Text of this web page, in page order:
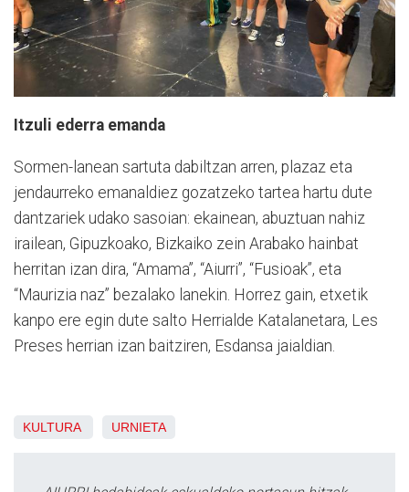
Itzuli ederra emanda
Sormen-lanean sartuta dabiltzan arren, plazaz eta
jendaurreko emanaldiez gozatzeko tartea hartu dute
dantzariek udako sasoian: ekainean, abuztuan nahiz
irailean, Gipuzkoako, Bizkaiko zein Arabako hainbat
herritan izan dira, “Amama”, “Aiurri”, “Fusioak”, eta
“Maurizia naz” bezalako lanekin. Horrez gain, etxetik
kanpo ere egin dute salto Herrialde Katalanetara, Les
Preses herrian izan baitziren, Esdansa jaialdian.
KULTURA URNIETA